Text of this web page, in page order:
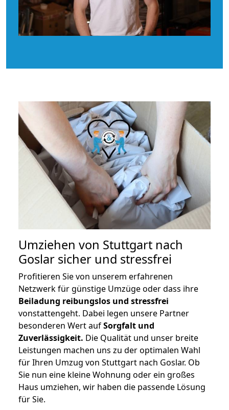
Umziehen von Stuttgart nach
Goslar sicher und stressfrei
Profitieren Sie von unserem erfahrenen
Netzwerk für günstige Umzüge oder dass ihre
Beiladung reibungslos und stressfrei
vonstattengeht. Dabei legen unsere Partner
besonderen Wert aufSorgfalt und
Zuverlässigkeit. Die Qualität und unser breite
Leistungen machen uns zu der optimalen Wahl
für Ihren Umzug von Stuttgart nach Goslar. Ob
Sie nun eine kleine Wohnung oder ein großes
Haus umziehen, wir haben die passende Lösung
für Sie.